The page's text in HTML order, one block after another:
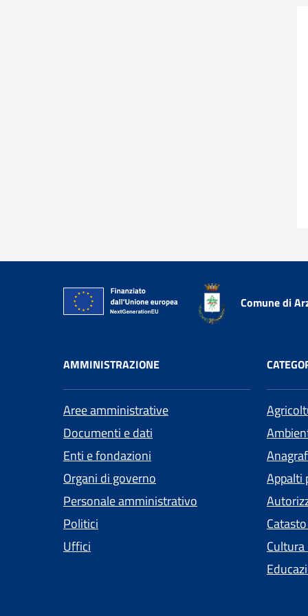
Comune di
AMMINISTRAZIONE
Aree amministrative
Documenti e dati
Enti e fondazioni
Organi di governo
Personale amministrativo
Politici
Uffici
Appalti